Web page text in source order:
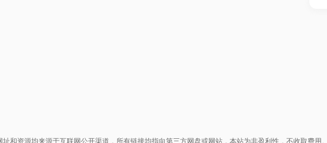
和资源均来源于互联网公开渠道，所有链接均指向第三方网盘或网站，本站为非盈利性，不收取费用。